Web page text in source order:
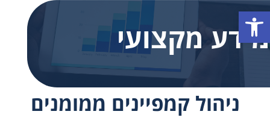
פתח סרגל נגישות
מידע מקצועי
ניהול קמפיינים ממומנים